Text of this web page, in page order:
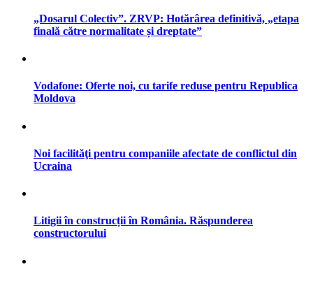
„Dosarul Colectiv”. ZRVP: Hotărârea definitivă, „etapa
finală către normalitate și dreptate”
Vodafone: Oferte noi, cu tarife reduse pentru Republica
Moldova
Noi facilităţi pentru companiile afectate de conflictul din
Ucraina
Litigii în construcții în România. Răspunderea
constructorului